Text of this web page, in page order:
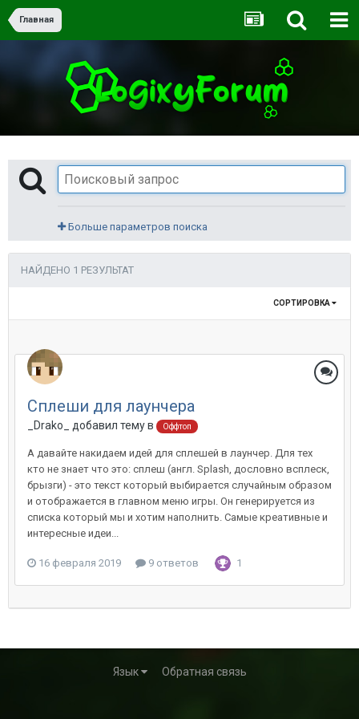
Главная
Больше параметров поиска
НАЙДЕНО 1 РЕЗУЛЬТАТ
СОРТИРОВКА
Сплеши для лаунчера
_Drako_ добавил тему в Оффтоп
А давайте накидаем идей для cплешей в лаунчер. Для тех
кто не знает что это: сплеш (англ. Splash, дословно всплеск,
брызги) - это текст который выбирается случайным образом
и отображается в главном меню игры. Он генерируется из
списка который мы и хотим наполнить. Самые креативные и
интересные идеи...
16 февраля 2019 9 ответов 1
Язык Обратная связь